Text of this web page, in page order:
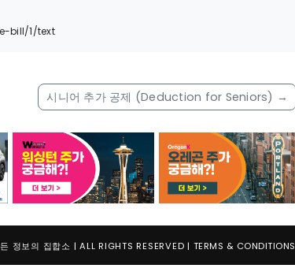
bill/1/text
시니어 추가 공제 (Deduction for Seniors) →
정보의 집합소 | ALL RIGHTS RESERVED | TERMS & CONDITIONS